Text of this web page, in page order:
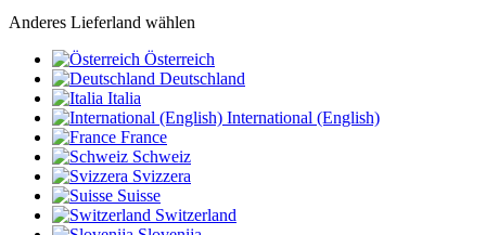
Anderes Lieferland wählen
Österreich
Deutschland
Italia
International (English)
France
Schweiz
Svizzera
Suisse
Switzerland